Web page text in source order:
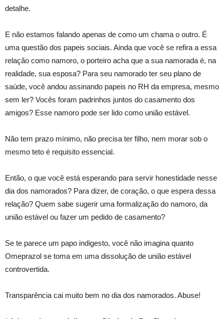
detalhe.
E não estamos falando apenas de como um chama o outro. É
uma questão dos papeis sociais. Ainda que você se refira a essa
relação como namoro, o porteiro acha que a sua namorada é, na
realidade, sua esposa? Para seu namorado ter seu plano de
saúde, você andou assinando papeis no RH da empresa, mesmo
sem ler? Vocês foram padrinhos juntos do casamento dos
amigos? Esse namoro pode ser lido como união estável.
Não tem prazo mínimo, não precisa ter filho, nem morar sob o
mesmo teto é requisito essencial.
Então, o que você está esperando para servir honestidade nesse
dia dos namorados? Para dizer, de coração, o que espera dessa
relação? Quem sabe sugerir uma formalização do namoro, da
união estável ou fazer um pedido de casamento?
Se te parece um papo indigesto, você não imagina quanto
Omeprazol se toma em uma dissolução de união estável
controvertida.
Transparência cai muito bem no dia dos namorados. Abuse!